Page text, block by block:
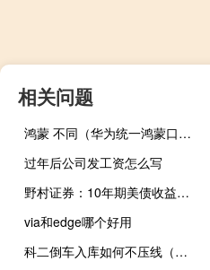
相关问题
鸿蒙 不同（华为统一鸿蒙口径）
过年后公司发工资怎么写
野村证券：10年期美债收益率可能会保持在5%以下
via和edge哪个好用
科二倒车入库如何不压线（科目二倒车入库不压线技巧图解）